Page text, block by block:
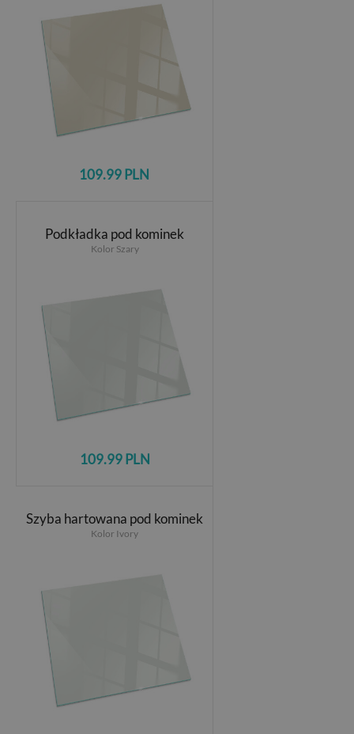
109.99 PLN
Podkładka pod kominek
Kolor Szary
109.99 PLN
Szyba hartowana pod kominek
Kolor Ivory